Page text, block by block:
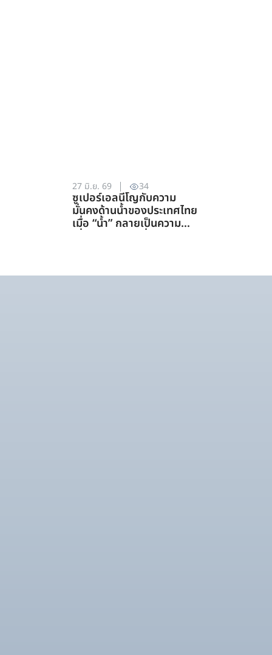
27 มิ.ย. 69 34
ซูเปอร์เอลนีโญกับความ
มั่นคงด้านน้ำของประเทศไทย
เมื่อ “น้ำ” กลายเป็นความ